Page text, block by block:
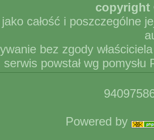
copyright
całość i poszczególne
bez zgody
serwis powstał wg
Powered by